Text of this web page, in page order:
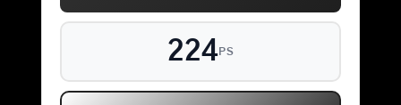
224PS